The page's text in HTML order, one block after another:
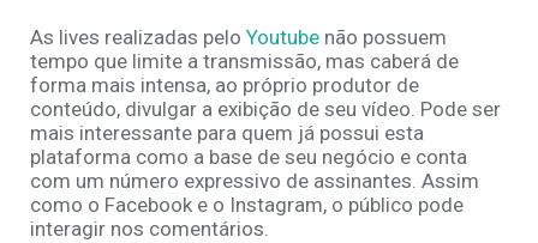
As lives realizadas pelo Youtube não possuem
tempo que limite a transmissão, mas caberá de
forma mais intensa, ao próprio produtor de
conteúdo, divulgar a exibição de seu vídeo. Pode ser
mais interessante para quem já possui esta
plataforma como a base de seu negócio e conta
com um número expressivo de assinantes. Assim
como o Facebook e o Instagram, o público pode
interagir nos comentários.